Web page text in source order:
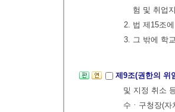
험 및 취업
2. 법 제15조
3. 그 밖에 학
제9조(권한의 위
및 지정 취소
수ㆍ구청장(